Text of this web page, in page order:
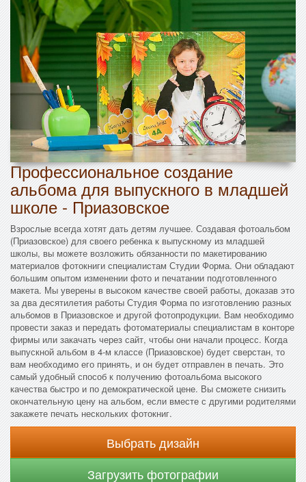
Профессиональное создание
альбома для выпускного в младшей
школе - Приазовское
Взрослые всегда хотят дать детям лучшее. Создавая фотоальбом
(Приазовское) для своего ребенка к выпускному из младшей
школы, вы можете возложить обязанности по макетированию
материалов фотокниги специалистам Студии Форма. Они обладают
большим опытом изменении фото и печатании подготовленного
макета. Мы уверены в высоком качестве своей работы, доказав это
за два десятилетия работы Студия Форма по изготовлению разных
альбомов в Приазовское и другой фотопродукции. Вам необходимо
провести заказ и передать фотоматериалы специалистам в конторе
фирмы или закачать через сайт, чтобы они начали процесс. Когда
выпускной альбом в 4-м классе (Приазовское) будет сверстан, то
вам необходимо его принять, и он будет отправлен в печать. Это
самый удобный способ к получению фотоальбома высокого
качества быстро и по демократической цене. Вы сможете снизить
окончательную цену на альбом, если вместе с другими родителями
закажете печать нескольких фотокниг.
Выбрать дизайн
Загрузить фотографии